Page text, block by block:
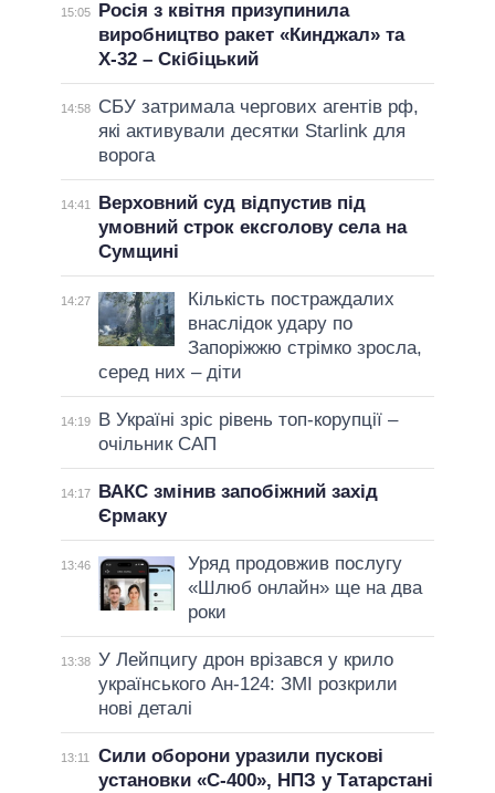
15:05
Росія з квітня призупинила
виробництво ракет «Кинджал» та
Х-32 – Скібіцький
14:58
СБУ затримала чергових агентів рф,
які активували десятки Starlink для
ворога
14:41
Верховний суд відпустив під
умовний строк ексголову села на
Сумщині
14:27
Кількість постраждалих
внаслідок удару по
Запоріжжю стрімко зросла,
серед них – діти
14:19
В Україні зріс рівень топ-корупції –
очільник САП
14:17
ВАКС змінив запобіжний захід
Єрмаку
13:46
Уряд продовжив послугу
«Шлюб онлайн» ще на два
роки
13:38 У Лейпцигу дрон врізався у крило
українського Ан-124: ЗМІ розкрили
нові деталі
13:11
Сили оборони уразили пускові
установки «С-400», НПЗ у Татарстані